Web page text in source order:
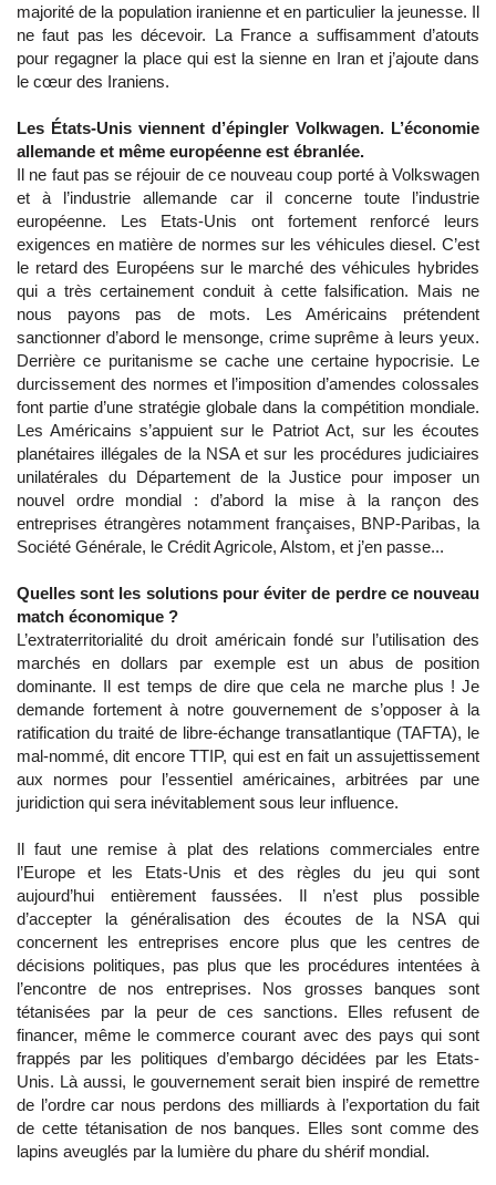
majorité de la population iranienne et en particulier la jeunesse. Il
ne faut pas les décevoir. La France a suffisamment d’atouts
pour regagner la place qui est la sienne en Iran et j’ajoute dans
le cœur des Iraniens.
Les États-Unis viennent d’épingler Volkwagen. L’économie
allemande et même européenne est ébranlée.
Il ne faut pas se réjouir de ce nouveau coup porté à Volkswagen
et à l’industrie allemande car il concerne toute l’industrie
européenne. Les Etats-Unis ont fortement renforcé leurs
exigences en matière de normes sur les véhicules diesel. C’est
le retard des Européens sur le marché des véhicules hybrides
qui a très certainement conduit à cette falsification. Mais ne
nous payons pas de mots. Les Américains prétendent
sanctionner d’abord le mensonge, crime suprême à leurs yeux.
Derrière ce puritanisme se cache une certaine hypocrisie. Le
durcissement des normes et l’imposition d’amendes colossales
font partie d’une stratégie globale dans la compétition mondiale.
Les Américains s’appuient sur le Patriot Act, sur les écoutes
planétaires illégales de la NSA et sur les procédures judiciaires
unilatérales du Département de la Justice pour imposer un
nouvel ordre mondial : d’abord la mise à la rançon des
entreprises étrangères notamment françaises, BNP-Paribas, la
Société Générale, le Crédit Agricole, Alstom, et j’en passe...
Quelles sont les solutions pour éviter de perdre ce nouveau
match économique ?
L’extraterritorialité du droit américain fondé sur l’utilisation des
marchés en dollars par exemple est un abus de position
dominante. Il est temps de dire que cela ne marche plus ! Je
demande fortement à notre gouvernement de s’opposer à la
ratification du traité de libre-échange transatlantique (TAFTA), le
mal-nommé, dit encore TTIP, qui est en fait un assujettissement
aux normes pour l’essentiel américaines, arbitrées par une
juridiction qui sera inévitablement sous leur influence.
Il faut une remise à plat des relations commerciales entre
l’Europe et les Etats-Unis et des règles du jeu qui sont
aujourd’hui entièrement faussées. Il n’est plus possible
d’accepter la généralisation des écoutes de la NSA qui
concernent les entreprises encore plus que les centres de
décisions politiques, pas plus que les procédures intentées à
l’encontre de nos entreprises. Nos grosses banques sont
tétanisées par la peur de ces sanctions. Elles refusent de
financer, même le commerce courant avec des pays qui sont
frappés par les politiques d’embargo décidées par les Etats-
Unis. Là aussi, le gouvernement serait bien inspiré de remettre
de l’ordre car nous perdons des milliards à l’exportation du fait
de cette tétanisation de nos banques. Elles sont comme des
lapins aveuglés par la lumière du phare du shérif mondial.